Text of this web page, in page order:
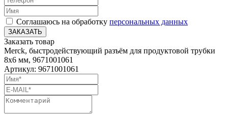
Соглашаюсь на обработку персональных данных
ЗАКАЗАТЬ
Заказать товар
Merck, быстродействующий разъём для продуктовой трубки
8x6 мм, 9671001061
Артикул: 9671001061